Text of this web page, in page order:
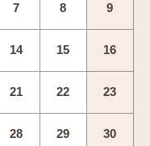
7 8 9
14 15 16
21 22 23
28 29 30